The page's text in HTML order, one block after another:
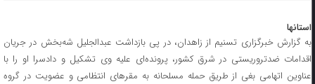
استانها
به گزارش خبرگزاری تسنیم از زاهدان، در پی بازداشت عبدالجلیل شه‌بخش در جریان
اقدامات ضدتروریستی در شرق کشور، پرونده‌ای علیه وی تشکیل و دادسرا او را با
عناوین اتهامی بغی از طریق حمله مسلحانه به مقر‌های انتظامی و عضویت در گروه